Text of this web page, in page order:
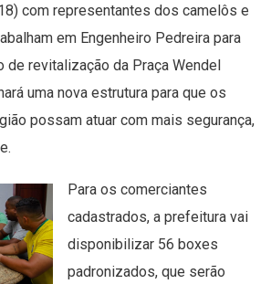
com representantes dos camelôs e
em Engenheiro Pedreira para
de revitalização da Praça Wendel
uma nova estrutura para que os
possam atuar com mais segurança,
Para os comerciantes
cadastrados, a prefeitura vai
disponibilizar 56 boxes
padronizados, que serão